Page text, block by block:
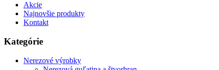
Akcie
Najnovšie produkty
Kontakt
Kategórie
Nerezové výrobky